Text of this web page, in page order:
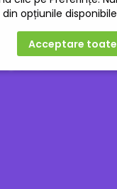
de Confidențialitate,
pe viitor.